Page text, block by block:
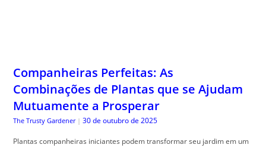
Companheiras Perfeitas: As
Combinações de Plantas que se Ajudam
Mutuamente a Prosperar
The Trusty Gardener | 30 de outubro de 2025
Plantas companheiras iniciantes podem transformar seu jardim em um